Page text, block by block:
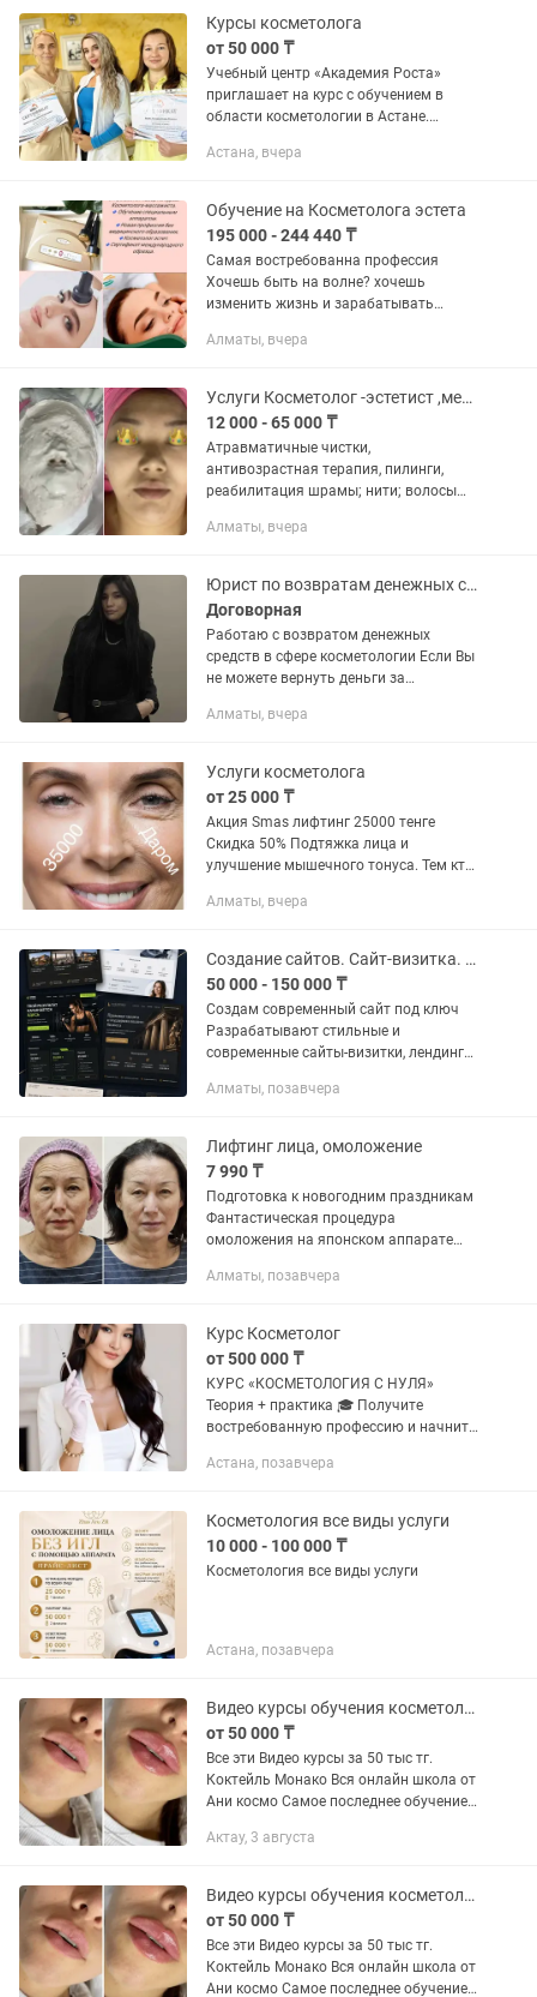
Курсы косметолога
от 50 000 ₸
Учебный центр «Академия Роста»
приглашает на курс с обучением в
области косметологии в Астане.
профессиональные навыки
вы узнаете о...
Астана, вчера
Обучение на Косметолога эстета
195 000 - 244 440 ₸
Самая востребованна профессия
Хочешь быть на волне? хочешь
изменить жизнь и зарабатывать
Самая востребованна профессия в
Алматы, вчера
Услуги Косметолог -эстетист ,мед образование Записаться
12 000 - 65 000 ₸
Атравматичные чистки,
антивозрастная терапия, пилинги,
реабилитация шрамы; нити; волосы
через смс сообщения
Алматы, вчера
Юрист по возвратам денежных средств
Договорная
Работаю с возвратом денежных
средств в сфере косметологии Если Вы
не можете вернуть деньги за
обратиться ко мне Обращайтесь !
скидкой...
Алматы, вчера
Услуги косметолога
от 25 000 ₸
Акция Smas лифтинг 25000 тенге
Скидка 50% Подтяжка лица и
улучшение мышечного тонуса. Тем кто
предлагаю такую схему: Делаем вам
Алматы, вчера
Создание сайтов. Сайт-визитка. Лендинг
50 000 - 150 000 ₸
Создам современный сайт под ключ
Разрабатывают стильные и
современные сайты-визитки, лендинги
корпоративные сайты для бизнеса.
Алматы, позавчера
Лифтинг лица, омоложение
7 990 ₸
Подготовка к новогодним праздникам
Фантастическая процедура
омоложения на японском аппарате
косметологии. Бесплатная
различным...
Алматы, позавчера
Курс Косметолог
от 500 000 ₸
КУРС «КОСМЕТОЛОГИЯ С НУЛЯ»
Теория + практика 🎓 Получите
востребованную профессию и начните
Контурная пластика (губы, скулы,
✔...
Астана, позавчера
Косметология все виды услуги
10 000 - 100 000 ₸
Косметология все виды услуги
Астана, позавчера
Видео курсы обучения косметолога увеличение губ игольные техники для лица
от 50 000 ₸
Все эти Видео курсы за 50 тыс тг.
Коктейль Монако Вся онлайн школа от
Ани космо Самое последнее обучение
и липоредукция от Марины Егоровой
Актау, 3 августа
Видео курсы обучения косметолога увеличение губ игольные техники для лица
от 50 000 ₸
Все эти Видео курсы за 50 тыс тг.
Коктейль Монако Вся онлайн школа от
Ани космо Самое последнее обучение